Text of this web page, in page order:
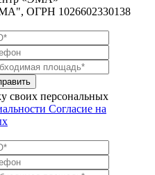
ОГРН 1026602330138
своих персональных
Согласие на